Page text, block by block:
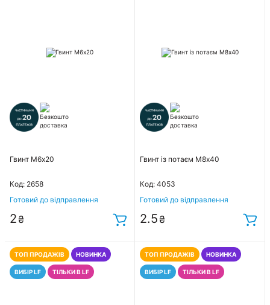
Гвинт М6х20
Код: 2658
Готовий до відправлення
2₴
Гвинт із потаєм М8х40
Код: 4053
Готовий до відправлення
2.5₴
ТОП ПРОДАЖІВ НОВИНКА
ВИБІР LF ТІЛЬКИ В LF
ТОП ПРОДАЖІВ НОВИНКА
ВИБІР LF ТІЛЬКИ В LF